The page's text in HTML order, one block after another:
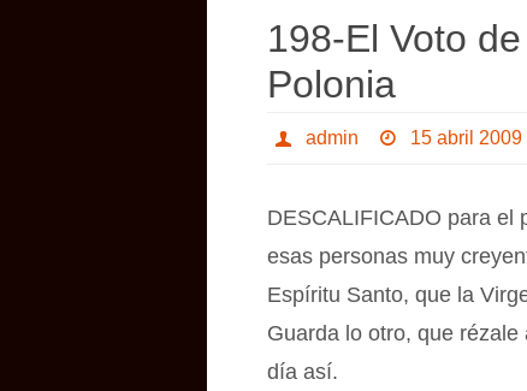
198-El Voto
Polonia
admin 15 abril 2009
DESCALIFICADO para el
esas personas muy
Espíritu Santo, que la
Guarda lo otro, que
día así.